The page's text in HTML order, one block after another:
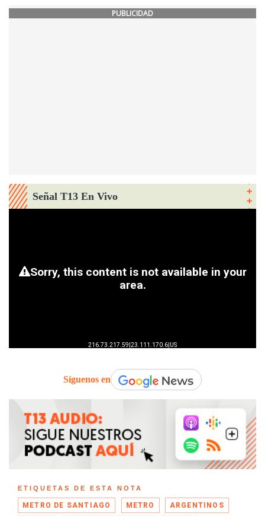
PUBLICIDAD
Señal T13 En Vivo
Síguenos en
ETIQUETAS DE ESTA NOTA
METRO DE SANTIAGO METRO ARGENTINOS